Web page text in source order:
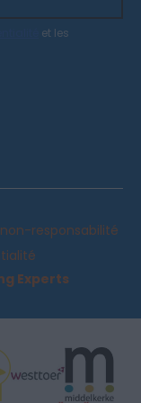
et les
responsabilité
Experts